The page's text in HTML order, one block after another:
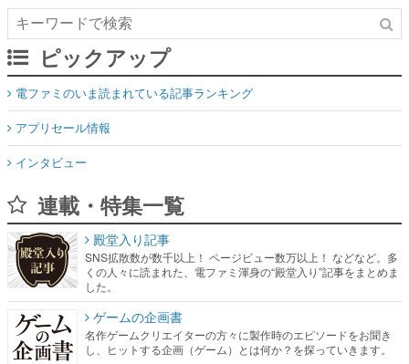
ピックアップ
電ファミのいま読まれている記事ランキング
アプリセール情報
インタビュー
連載・特集一覧
殿堂入り記事
SNS拡散数が数千以上！ ページビュー数万以上！ などなど。多
くの人々に読まれた、電ファミ渾身の“殿堂入り”記事をまとめま
した。
ゲームの企画書
名作ゲームクリエイターの方々に製作時のエピソードをお聞き
し、ヒットする企画（ゲーム）とは何か？を探っていきます。